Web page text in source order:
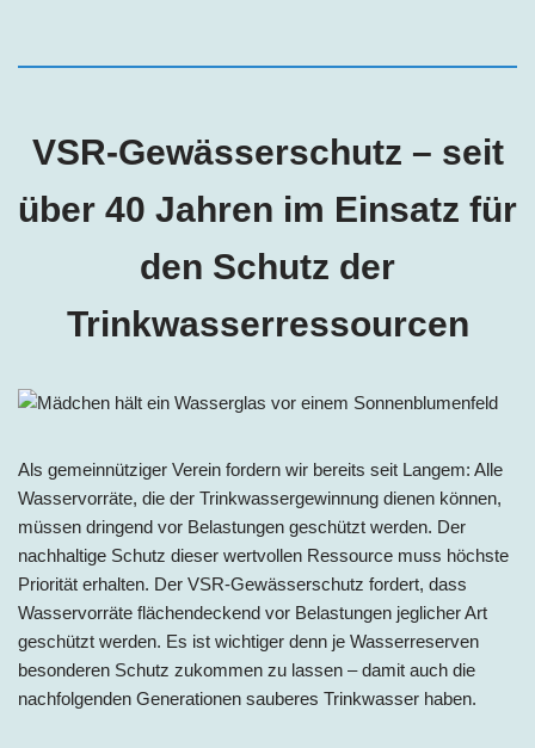
VSR-Gewässerschutz – seit
über 40 Jahren im Einsatz für
den Schutz der
Trinkwasserressourcen
Als gemeinnütziger Verein fordern wir bereits seit Langem: Alle
Wasservorräte, die der Trinkwassergewinnung dienen können,
müssen dringend vor Belastungen geschützt werden. Der
nachhaltige Schutz dieser wertvollen Ressource muss höchste
Priorität erhalten. Der VSR-Gewässerschutz fordert, dass
Wasservorräte flächendeckend vor Belastungen jeglicher Art
geschützt werden. Es ist wichtiger denn je Wasserreserven
besonderen Schutz zukommen zu lassen – damit auch die
nachfolgenden Generationen sauberes Trinkwasser haben.